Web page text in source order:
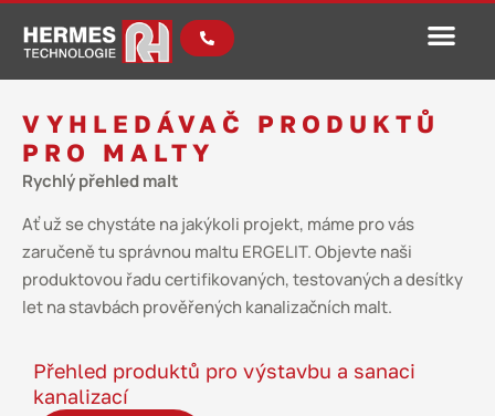
VYHLEDÁVAČ PRODUKTŮ
PRO MALTY
Rychlý přehled malt
Ať už se chystáte na jakýkoli projekt, máme pro vás
zaručeně tu správnou maltu ERGELIT. Objevte naši
produktovou řadu certifikovaných, testovaných a desítky
let na stavbách prověřených kanalizačních malt.
Přehled produktů pro výstavbu a sanaci
kanalizací